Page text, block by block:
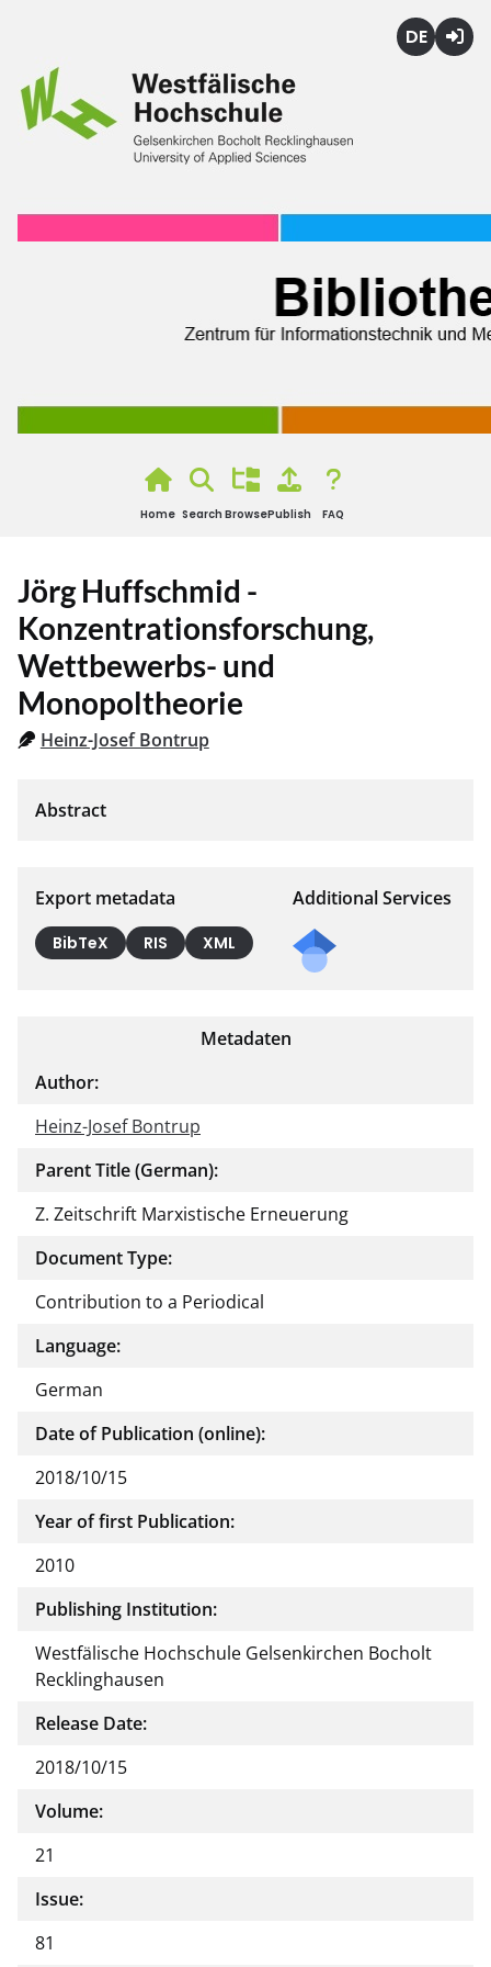
Home Search BrowsePublish FAQ
Jörg Huffschmid -
Konzentrationsforschung,
Wettbewerbs- und
Monopoltheorie
Heinz-Josef Bontrup
Export metadata
BibTeX RIS XML
Additional Services
Metadaten
Author:
Heinz-Josef Bontrup
Parent Title (German):
Z. Zeitschrift Marxistische Erneuerung
Document Type:
Contribution to a Periodical
Language:
German
Date of Publication (online):
2018/10/15
Year of first Publication:
2010
Publishing Institution:
Westfälische Hochschule Gelsenkirchen Bocholt
Recklinghausen
Release Date:
2018/10/15
Volume:
21
Issue:
81